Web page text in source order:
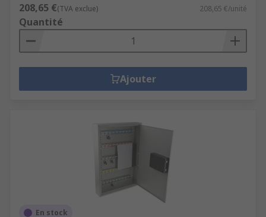
208,65 €(TVA exclue) 208,65 €/unité
Quantité
Ajouter
En stock